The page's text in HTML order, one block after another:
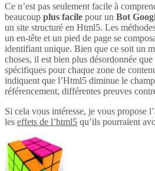
Ce n’est pas seulement facile à
beaucoup plus facile pour un Bot
un site structuré en Html5. Les
un en-tête et un pied de page se
identifiant unique. Bien que ce soit un
choses, il est bien plus désordonnée
spécifiques pour chaque zone de
indiquent que l’Html5 diminue le
référencement, différentes preuves
Si cela vous intéresse, je vous propose
les effets de l’html5 qu’ils pourraient